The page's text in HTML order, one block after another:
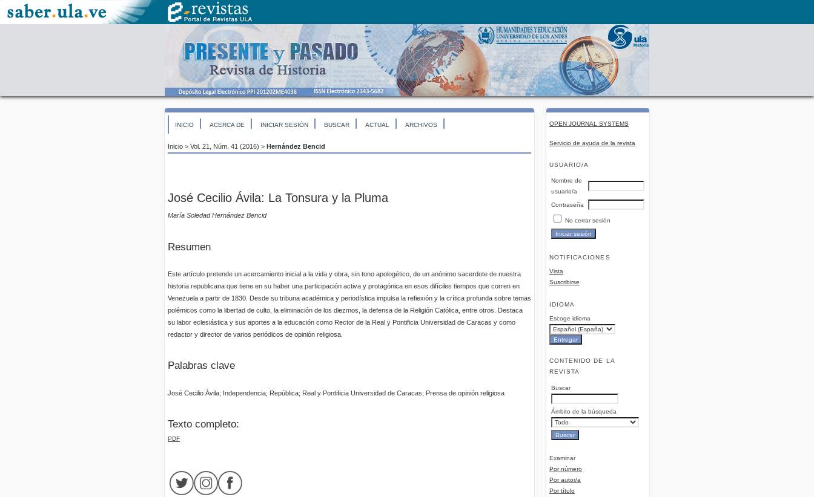
OPEN JOURNAL SYSTEMS
Servicio de ayuda de la revista
USUARIO/A
Nombre de
usuario/a
Contraseña
No cerrar sesión
NOTIFICACIONES
Vista
Suscribirse
IDIOMA
Escoge idioma
CONTENIDO DE LA
REVISTA
Buscar
Ámbito de la búsqueda
Examinar
Por número
Por autor/a
Por título
INICIO ACERCA DE INICIAR SESIÓN BUSCAR ACTUAL ARCHIVOS
Inicio > Vol. 21, Núm. 41 (2016) > Hernández Bencid
José Cecilio Ávila: La Tonsura y la Pluma
María Soledad Hernández Bencid
Resumen
Este artículo pretende un acercamiento inicial a la vida y obra, sin tono apologético, de un anónimo sacerdote de nuestra
historia republicana que tiene en su haber una participación activa y protagónica en esos difíciles tiempos que corren en
Venezuela a partir de 1830. Desde su tribuna académica y periodística impulsa la refiexión y la crítica profunda sobre temas
polémicos como la libertad de culto, la eliminación de los diezmos, la defensa de la Religión Católica, entre otros. Destaca
su labor eclesiástica y sus aportes a la educación como Rector de la Real y Pontificia Universidad de Caracas y como
redactor y director de varios periódicos de opinión religiosa.
Palabras clave
José Cecilio Ávila; Independencia; República; Real y Pontificia Universidad de Caracas; Prensa de opinión religiosa
Texto completo:
PDF